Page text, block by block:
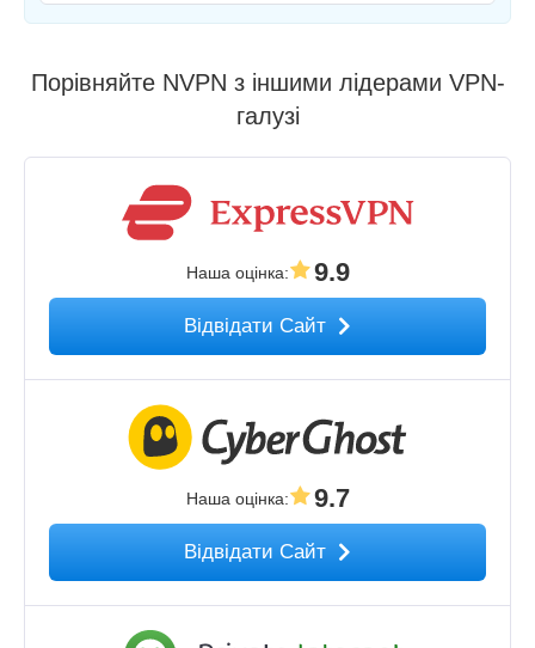
Порівняйте NVPN з іншими лідерами VPN-
галузі
Наша оцінка: 9.9
Відвідати Сайт
Наша оцінка: 9.7
Відвідати Сайт